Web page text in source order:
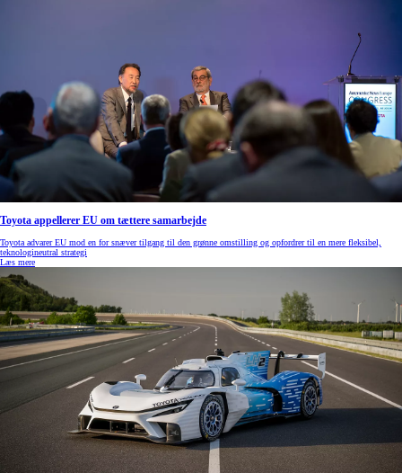
Toyota appellerer EU om tættere samarbejde
Toyota advarer EU mod en for snæver tilgang til den grønne omstilling og opfordrer til en mere fleksibel,
teknologineutral strategi
Læs mere